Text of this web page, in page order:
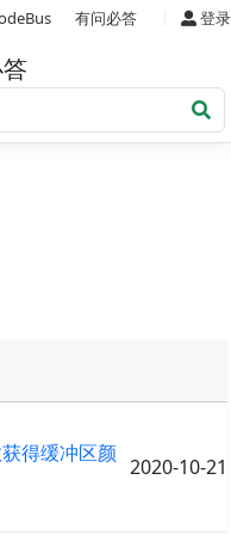
有问必答 登录
得缓冲区颜
2020-10-21